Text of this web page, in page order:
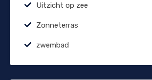
Uitzicht op zee
Zonneterras
zwembad